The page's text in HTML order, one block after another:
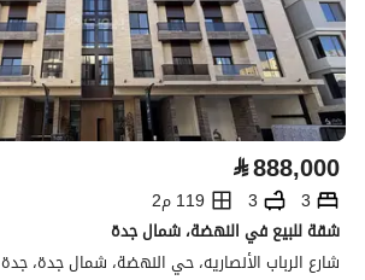
⃁888,000
3
3
119 م2
شقة للبيع في النهضة، شمال جدة
شارع الرباب الأنصاريه، حي النهضة، شمال جدة، جدة